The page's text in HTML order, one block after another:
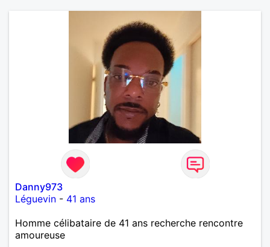
Danny973
Léguevin - 41 ans
Homme célibataire de 41 ans recherche rencontre
amoureuse